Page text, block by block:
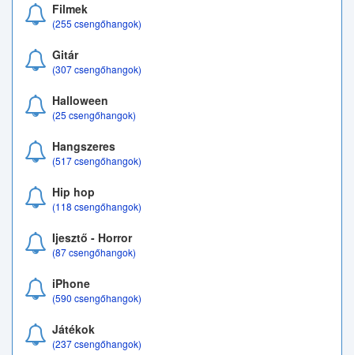
Filmek
(255 csengőhangok)
Gitár
(307 csengőhangok)
Halloween
(25 csengőhangok)
Hangszeres
(517 csengőhangok)
Hip hop
(118 csengőhangok)
Ijesztő - Horror
(87 csengőhangok)
iPhone
(590 csengőhangok)
Játékok
(237 csengőhangok)